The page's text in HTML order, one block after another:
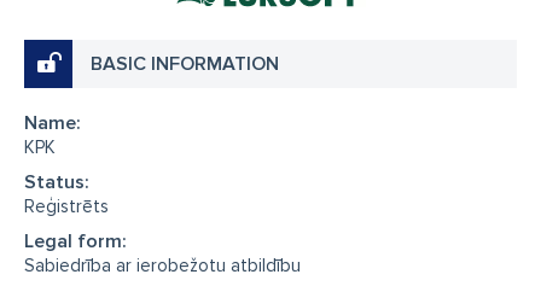
BASIC INFORMATION
Name:
KPK
Status:
Reģistrēts
Legal form:
Sabiedrība ar ierobežotu atbildību